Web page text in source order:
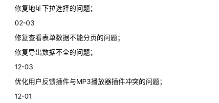
修复地址下拉选择的问题；
02-03
修复查看表单数据不能分页的问题；
修复导出数据不全的问题；
12-03
优化用户反馈插件与MP3播放器插件冲突的问题；
12-01